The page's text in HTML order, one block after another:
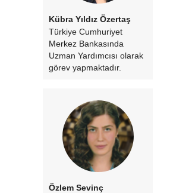
Kübra Yıldız Özertaş
Türkiye Cumhuriyet
Merkez Bankasında
Uzman Yardımcısı olarak
görev yapmaktadır.
Özlem Sevinç